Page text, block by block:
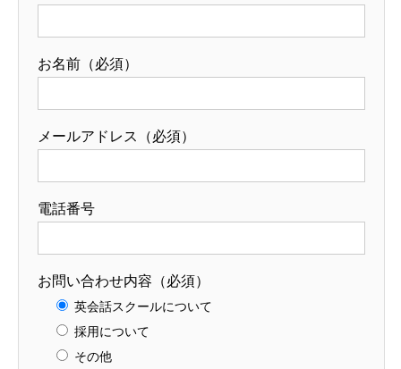
お名前（必須）
メールアドレス（必須）
電話番号
お問い合わせ内容（必須）
英会話スクールについて
採用について
その他